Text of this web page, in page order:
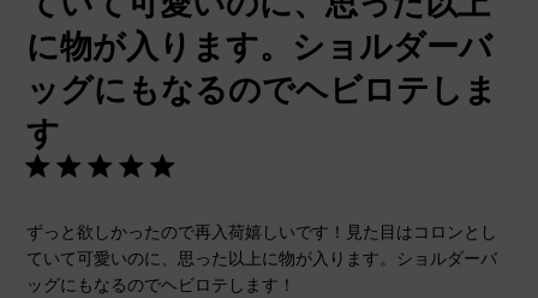
に物が入ります。ショルダーバ
ッグにもなるのでヘビロテしま
す
ずっと欲しかったので再入荷嬉しいです！見た目はコロンとし
ていて可愛いのに、思った以上に物が入ります。ショルダーバ
ッグにもなるのでヘビロテします！